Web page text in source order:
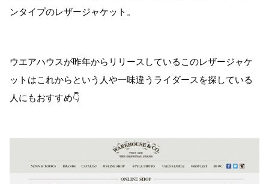
ンタイプのレザージャケット。
ウエアハウスが昨年からリリースしているこのレザージャケ
ットはこれからという人や一味違うライダースを探している
人にもおすすめ👇